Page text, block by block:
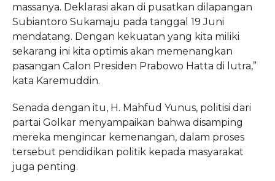
massanya. Deklarasi akan di pusatkan dilapangan
Subiantoro Sukamaju pada tanggal 19 Juni
mendatang. Dengan kekuatan yang kita miliki
sekarang ini kita optimis akan memenangkan
pasangan Calon Presiden Prabowo Hatta di lutra,”
kata Karemuddin.
Senada dengan itu, H. Mahfud Yunus, politisi dari
partai Golkar menyampaikan bahwa disamping
mereka mengincar kemenangan, dalam proses
tersebut pendidikan politik kepada masyarakat
juga penting.